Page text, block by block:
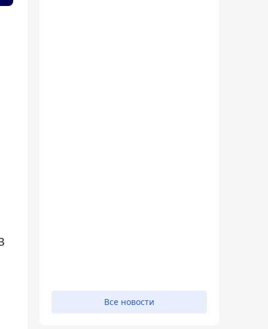
Все новости